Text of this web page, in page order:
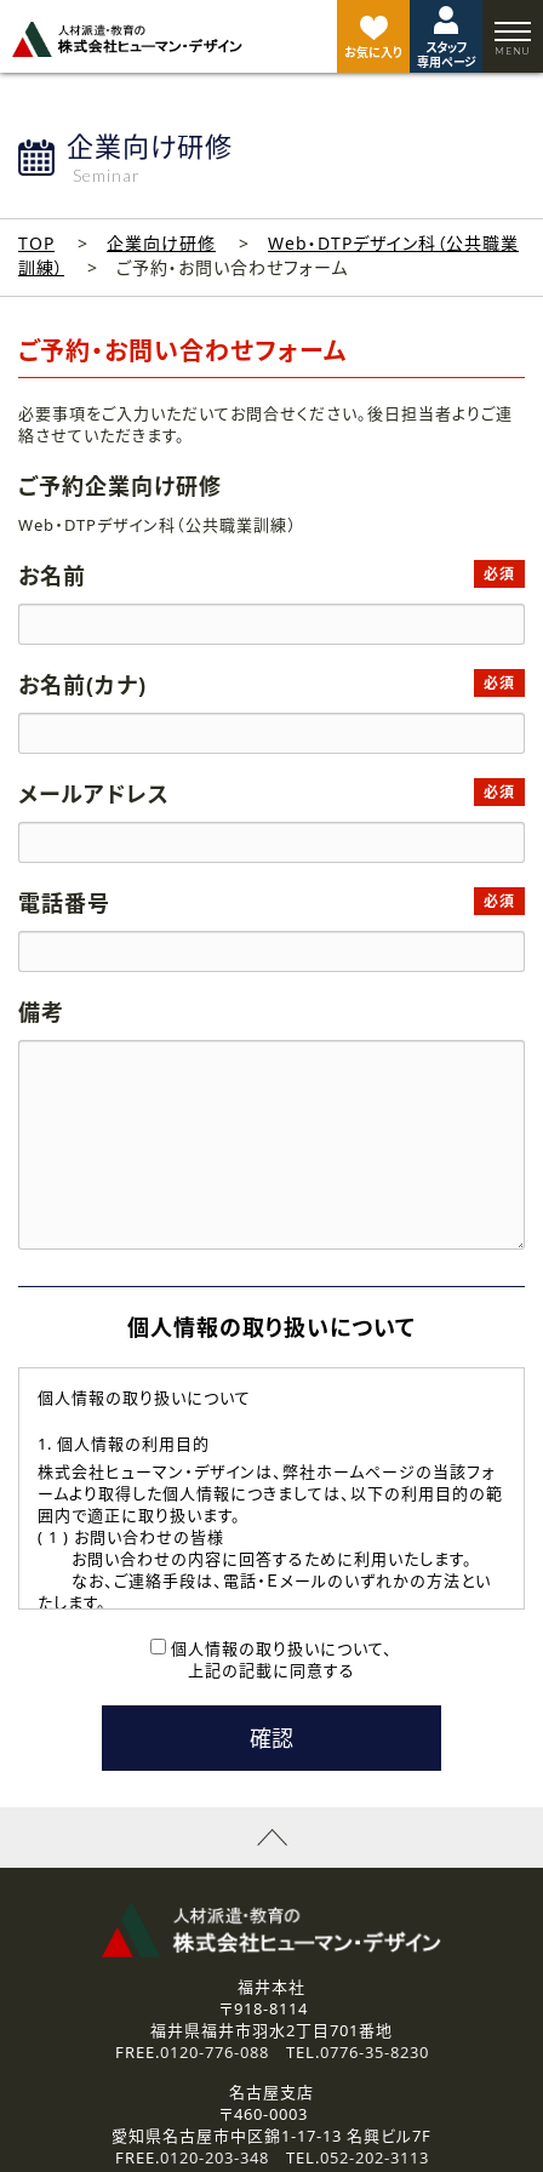
お気に入り
スタッフ
専用ページ
企業向け研修
Seminar
TOP 企業向け研修
Web・DTPデザイン科（公共職業
訓練）
ご予約・お問い合わせフォーム
ご予約・お問い合わせフォーム
必要事項をご入力いただいてお問合せください。後日担当者よりご連
絡させていただきます。
ご予約企業向け研修
Web・DTPデザイン科（公共職業訓練）
お名前 必須
お名前(カナ) 必須
メールアドレス 必須
電話番号 必須
備考
個人情報の取り扱いについて
個人情報の取り扱いについて
1. 個人情報の利用目的
株式会社ヒューマン・デザインは、弊社ホームページの当該フォ
ームより取得した個人情報につきましては、以下の利用目的の範
囲内で適正に取り扱います。
( 1 ) お問い合わせの皆様
お問い合わせの内容に回答するために利用いたします。
なお、ご連絡手段は、電話・Ｅメールのいずれかの方法とい
たします。
本登録に関するご連絡および本登録時の参考情報として利
たします。
( 3 ) スタッフ派遣を検討されている企業の皆様
お問い合わせの内容に回答するために利用いたします。
なお、ご連絡手段は、電話・Ｅメールのいずれかの方法とい
資料送付、受講相談に関するご連絡のために利用いたしま
その他、お問い合わせの内容に回答するために利用いたし
なお、ご連絡手段は、電話・Ｅメールのいずれかの方法とい
2.個人情報の第三者提供
ご提供いただいた個人情報は、法令等の規定に従う場合を除き、
3.個人情報の取り扱いの委託
弊社の定める個人情報保護の評価基準を満たした委託先に、個
人情報を委託する場合があります。
個人情報の取り扱いについて、
上記の記載に同意する
ジ
ト
福井本社
〒918-8114
福井県福井市羽水2丁目701番地
FREE.0120-776-088 TEL.0776-35-8230
名古屋支店
〒460-0003
愛知県名古屋市中区錦1-17-13 名興ビル7F
FREE.0120-203-348 TEL.052-202-3113